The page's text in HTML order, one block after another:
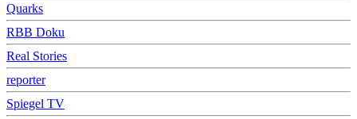
Quarks
RBB Doku
Real Stories
reporter
Spiegel TV